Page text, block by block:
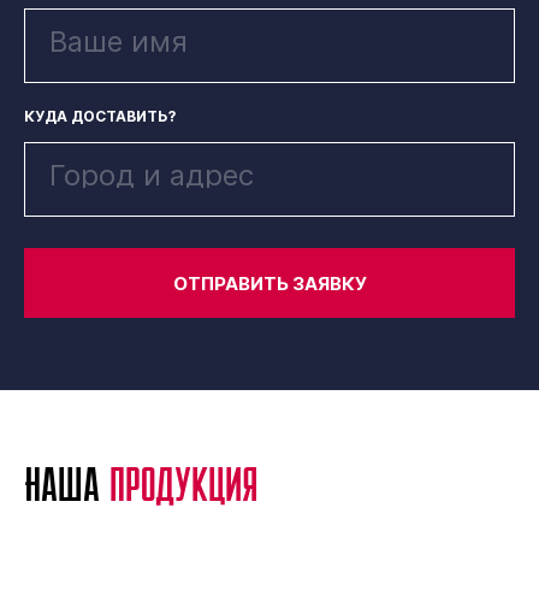
КУДА ДОСТАВИТЬ?
ОТПРАВИТЬ ЗАЯВКУ
Наша продукция